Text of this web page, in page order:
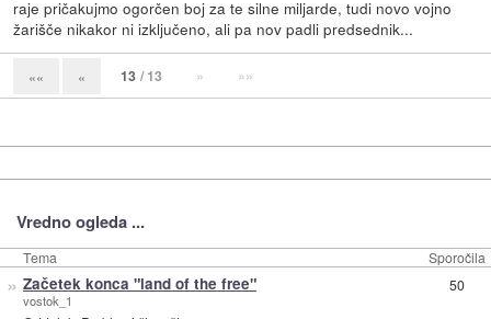
raje pričakujmo ogorčen boj za te silne miljarde, tudi novo vojno
žarišče nikakor ni izključeno, ali pa nov padli predsednik...
«« « 13 / 13 » »»
Vredno ogleda ...
Tema Sporočila
» Začetek konca "land of the free"
vostok_1
50